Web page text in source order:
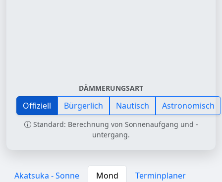
DÄMMERUNGSART
Offiziell Bürgerlich Nautisch Astronomisch
Standard: Berechnung von Sonnenaufgang und -
untergang.
Akatsuka - Sonne Mond
Terminplaner